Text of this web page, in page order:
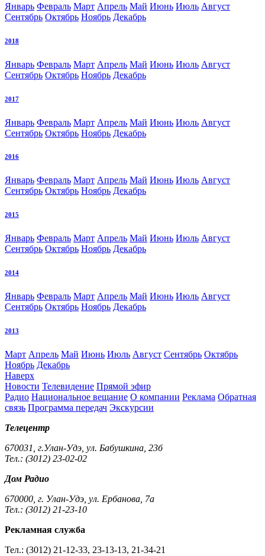
Январь Февраль Март Апрель Май Июнь Июль Август
Сентябрь Октябрь Ноябрь Декабрь
2018
Январь Февраль Март Апрель Май Июнь Июль Август
Сентябрь Октябрь Ноябрь Декабрь
2017
Январь Февраль Март Апрель Май Июнь Июль Август
Сентябрь Октябрь Ноябрь Декабрь
2016
Январь Февраль Март Апрель Май Июнь Июль Август
Сентябрь Октябрь Ноябрь Декабрь
2015
Январь Февраль Март Апрель Май Июнь Июль Август
Сентябрь Октябрь Ноябрь Декабрь
2014
Январь Февраль Март Апрель Май Июнь Июль Август
Сентябрь Октябрь Ноябрь Декабрь
2013
Март Апрель Май Июнь Июль Август Сентябрь Октябрь
Ноябрь Декабрь
Наверх
Новости Телевидение Прямой эфир
Радио Национальное вещание О компании Реклама Обратная
связь Программа передач Экскурсии
Телецентр
670031, г.Улан-Удэ, ул. Бабушкина, 23б
Тел.: (3012) 23-02-02
Дом Радио
670000, г. Улан-Удэ, ул. Ербанова, 7а
Тел.: (3012) 21-23-10
Рекламная служба
Тел.: (3012) 21-12-33, 23-13-13, 21-34-21